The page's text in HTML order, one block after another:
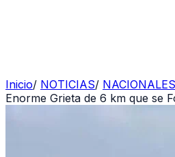
Inicio/ NOTICIAS/ NACIONALES
Enorme Grieta de 6 km que se